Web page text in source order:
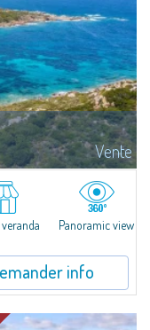
Vente
of Porto Quadro, on the
is located within a
bright living...
Panoramic view
info